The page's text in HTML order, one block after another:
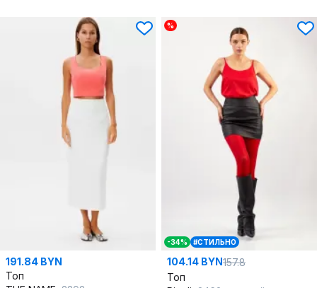
191.84 BYN
Топ
%
-34% #СТИЛЬНО
104.14 BYN157.8
Топ